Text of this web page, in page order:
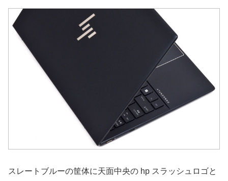
スレートブルーの筐体に天面中央の hp スラッシュロゴと